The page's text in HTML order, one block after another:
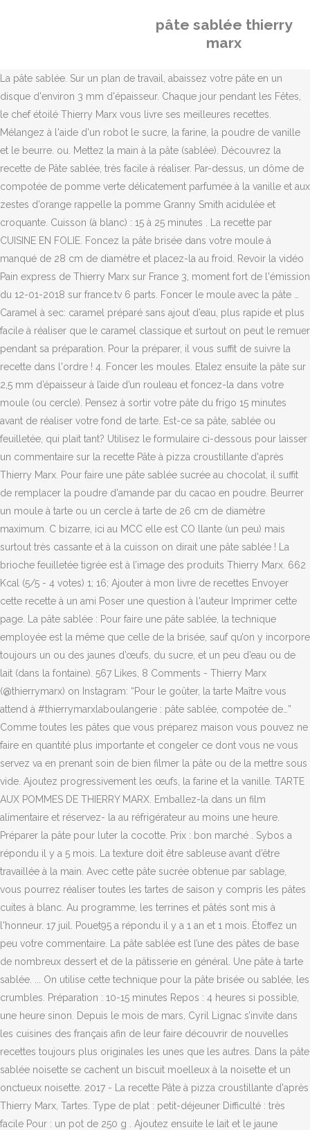
pâte sablée thierry
marx
La pâte sablée. Sur un plan de travail, abaissez votre pâte en un
disque d'environ 3 mm d'épaisseur. Chaque jour pendant les Fêtes,
le chef étoilé Thierry Marx vous livre ses meilleures recettes.
Mélangez à l'aide d'un robot le sucre, la farine, la poudre de vanille
et le beurre. ou. Mettez la main à la pâte (sablée). Découvrez la
recette de Pâte sablée, très facile à réaliser. Par-dessus, un dôme de
compotée de pomme verte délicatement parfumée à la vanille et aux
zestes d’orange rappelle la pomme Granny Smith acidulée et
croquante. Cuisson (à blanc) : 15 à 25 minutes . La recette par
CUISINE EN FOLIE. Foncez la pâte brisée dans votre moule à
manqué de 28 cm de diamètre et placez-la au froid. Revoir la vidéo
Pain express de Thierry Marx sur France 3, moment fort de l'émission
du 12-01-2018 sur france.tv 6 parts. Foncer le moule avec la pâte …
Caramel à sec: caramel préparé sans ajout d’eau, plus rapide et plus
facile à réaliser que le caramel classique et surtout on peut le remuer
pendant sa préparation. Pour la préparer, il vous suffit de suivre la
recette dans l'ordre ! 4. Foncer les moules. Etalez ensuite la pâte sur
2,5 mm d’épaisseur à l’aide d’un rouleau et foncez-la dans votre
moule (ou cercle). Pensez à sortir votre pâte du frigo 15 minutes
avant de réaliser votre fond de tarte. Est-ce sa pâte, sablée ou
feuilletée, qui plait tant? Utilisez le formulaire ci-dessous pour laisser
un commentaire sur la recette Pâte à pizza croustillante d'après
Thierry Marx. Pour faire une pâte sablée sucrée au chocolat, il suffit
de remplacer la poudre d'amande par du cacao en poudre. Beurrer
un moule à tarte ou un cercle à tarte de 26 cm de diamètre
maximum. C bizarre, ici au MCC elle est CO llante (un peu) mais
surtout très cassante et à la cuisson on dirait une pâte sablée ! La
brioche feuilletée tigrée est à l’image des produits Thierry Marx. 662
Kcal (5/5 - 4 votes) 1; 16; Ajouter à mon livre de recettes Envoyer
cette recette à un ami Poser une question à l'auteur Imprimer cette
page. La pâte sablée : Pour faire une pâte sablée, la technique
employée est la même que celle de la brisée, sauf qu’on y incorpore
toujours un ou des jaunes d’œufs, du sucre, et un peu d’eau ou de
lait (dans la fontaine). 567 Likes, 8 Comments - Thierry Marx
(@thierrymarx) on Instagram: “Pour le goûter, la tarte Maître vous
attend à #thierrymarxlaboulangerie : pâte sablée, compotée de…”
Comme toutes les pâtes que vous préparez maison vous pouvez ne
faire en quantité plus importante et congeler ce dont vous ne vous
servez va en prenant soin de bien filmer la pâte ou de la mettre sous
vide. Ajoutez progressivement les œufs, la farine et la vanille. TARTE
AUX POMMES DE THIERRY MARX. Emballez-la dans un film
alimentaire et réservez- la au réfrigérateur au moins une heure.
Préparer la pâte pour luter la cocotte. Prix : bon marché . Sybos a
répondu il y a 5 mois. La texture doit être sableuse avant d’être
travaillée à la main. Avec cette pâte sucrée obtenue par sablage,
vous pourrez réaliser toutes les tartes de saison y compris les pâtes
cuites à blanc. Au programme, les terrines et pâtés sont mis à
l'honneur. 17 juil. Pouet95 a répondu il y a 1 an et 1 mois. Étoffez un
peu votre commentaire. La pâte sablée est l’une des pâtes de base
de nombreux dessert et de la pâtisserie en général. Une pâte à tarte
sablée. ... On utilise cette technique pour la pâte brisée ou sablée, les
crumbles. Préparation : 10-15 minutes Repos : 4 heures si possible,
une heure sinon. Depuis le mois de mars, Cyril Lignac s’invite dans
les cuisines des français afin de leur faire découvrir de nouvelles
recettes toujours plus originales les unes que les autres. Dans la pâte
sablée noisette se cachent un biscuit moelleux à la noisette et un
onctueux noisette. 2017 - La recette Pâte à pizza croustillante d'après
Thierry Marx, Tartes. Type de plat : petit-déjeuner Difficulté : très
facile Pour : un pot de 250 g . Ajoutez ensuite le lait et le jaune